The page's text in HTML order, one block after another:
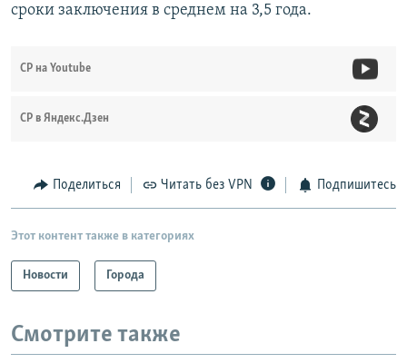
сроки заключения в среднем на 3,5 года.
СР на Youtube
СР в Яндекс.Дзен
Поделиться Читать без VPN Подпишитесь
Этот контент также в категориях
Новости Города
Смотрите также